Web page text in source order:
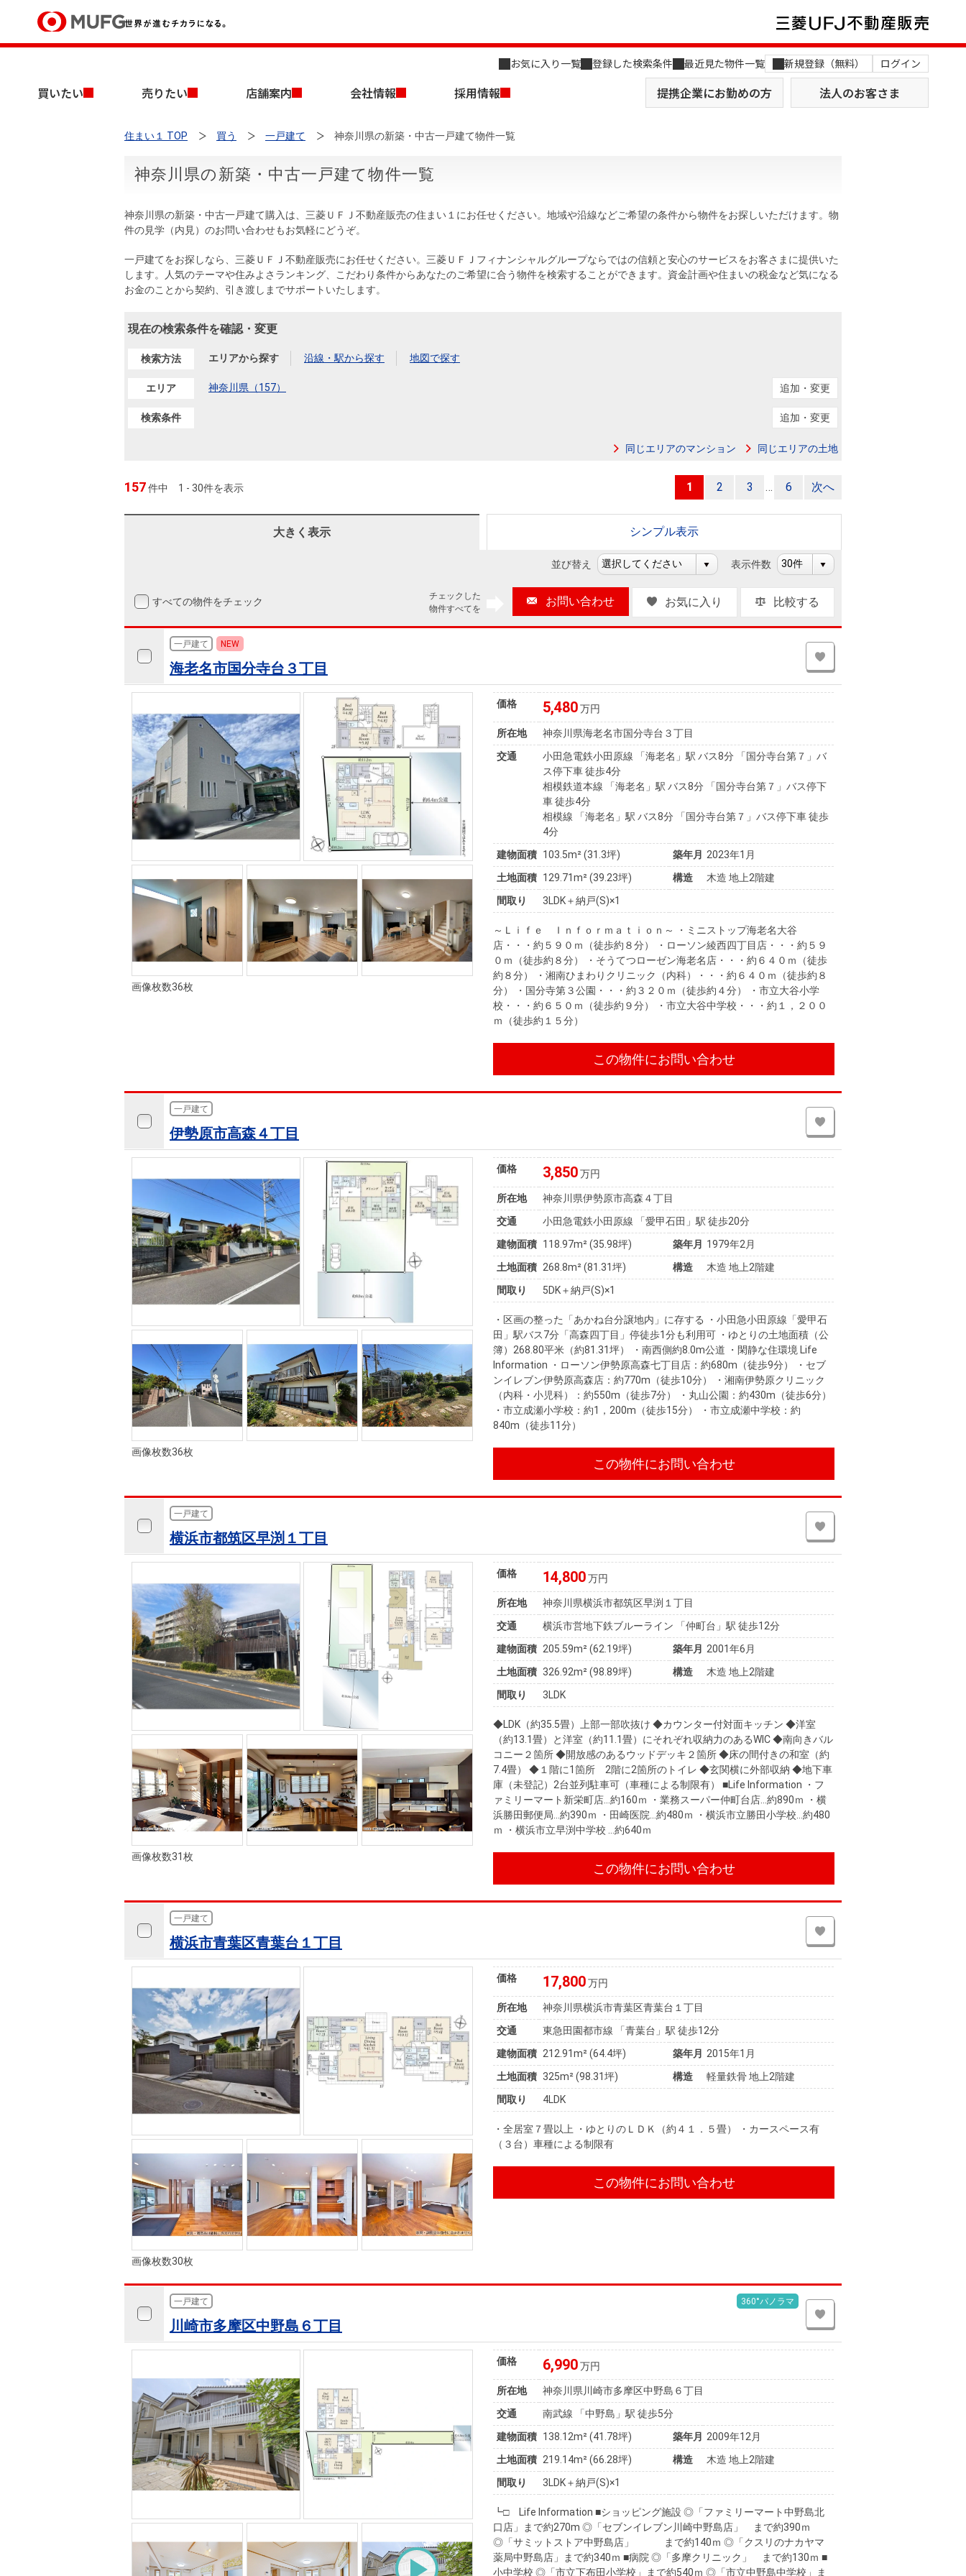
お気に入り一覧 登録した検索条件 最近見た物件一覧 新規登録（無料） ログイン
買いたい 売りたい 店舗案内 会社情報 採用情報 提携企業にお勤めの方 法人のお客さま
買いたいTOP
中古マンションを探す 新築・中古一戸建てを探す 土地を探す
住まい1プラス（お役立ちコラム）
住まいと暮らしの税金の本（電子ブック）
売りたいTOP
無料査定 売却相談 AI不動産査定
住まい1プラス（お役立ちコラム）
住まいと暮らしの税金の本（電子ブック）
店舗案内TOP
店舗のご案内（首都圏） 店舗のご案内（名古屋）
会社情報TOP
会社概要
組織図 役員一覧
会社案内（電子ブック版）
採用情報TOP
キャリア採用情報
売りたい
住まい１ TOP 買う 一戸建て 神奈川県の新築・中古一戸建て物件一覧
神奈川県の新築・中古一戸建て物件一覧
神奈川県の新築・中古一戸建て購入は、三菱ＵＦＪ不動産販売の住まい１にお任せください。地域や沿線などご希望の条件から物件をお探しいただけます。物
件の見学（内見）のお問い合わせもお気軽にどうぞ。
一戸建てをお探しなら、三菱ＵＦＪ不動産販売にお任せください。三菱ＵＦＪフィナンシャルグループならではの信頼と安心のサービスをお客さまに提供いた
します。人気のテーマや住みよさランキング、こだわり条件からあなたのご希望に合う物件を検索することができます。資金計画や住まいの税金など気になる
お金のことから契約、引き渡しまでサポートいたします。
現在の検索条件を確認・変更
検索方法 エリアから探す 沿線・駅から探す 地図で探す
エリア 神奈川県（157） 追加・変更
検索条件 追加・変更
同じエリアのマンション 同じエリアの土地
157件中 1 - 30件を表示 1 2 3 … 6 次へ
大きく表示 シンプル表示
並び替え 表示件数
すべての物件をチェック
チェックした
物件すべてを
お問い合わせ お気に入り 比較する
一戸建て NEW
海老名市国分寺台３丁目
画像枚数36枚
価格 5,480万円
所在地
神奈川県海老名市国分寺台３丁目
交通
小田急電鉄小田原線 「海老名」駅 バス8分 「国分寺台第７」バ
ス停下車 徒歩4分
相模鉄道本線 「海老名」駅 バス8分 「国分寺台第７」バス停下
車 徒歩4分
相模線 「海老名」駅 バス8分 「国分寺台第７」バス停下車 徒歩
4分
建物面積 103.5m² (31.3坪) 築年月
2023年1月
土地面積 129.71m² (39.23坪) 構造
木造 地上2階建
間取り
3LDK＋納戸(S)×1
～Ｌｉｆｅ Ｉｎｆｏｒｍａｔｉｏｎ～ ・ミニストップ海老名大谷
店・・・約５９０ｍ（徒歩約８分） ・ローソン綾西四丁目店・・・約５９
０ｍ（徒歩約８分） ・そうてつローゼン海老名店・・・約６４０ｍ（徒歩
約８分） ・湘南ひまわりクリニック（内科）・・・約６４０ｍ（徒歩約８
分） ・国分寺第３公園・・・約３２０ｍ（徒歩約４分） ・市立大谷小学
校・・・約６５０ｍ（徒歩約９分） ・市立大谷中学校・・・約１，２００
ｍ（徒歩約１５分）
この物件にお問い合わせ
一戸建て
伊勢原市高森４丁目
画像枚数36枚
価格 3,850万円
所在地
神奈川県伊勢原市高森４丁目
交通
小田急電鉄小田原線 「愛甲石田」駅 徒歩20分
建物面積 118.97m² (35.98坪) 築年月
1979年2月
土地面積 268.8m² (81.31坪) 構造
木造 地上2階建
間取り
5DK＋納戸(S)×1
・区画の整った「あかね台分譲地内」に存する ・小田急小田原線「愛甲石
田」駅バス7分「高森四丁目」停徒歩1分も利用可 ・ゆとりの土地面積（公
簿）268.80平米（約81.31坪） ・南西側約8.0m公道 ・閑静な住環境 Life
Information ・ローソン伊勢原高森七丁目店：約680m（徒歩9分） ・セブ
ンイレブン伊勢原高森店：約770m（徒歩10分） ・湘南伊勢原クリニック
（内科・小児科）：約550m（徒歩7分） ・丸山公園：約430m（徒歩6分）
・市立成瀬小学校：約1，200m（徒歩15分） ・市立成瀬中学校：約
840m（徒歩11分）
この物件にお問い合わせ
一戸建て
横浜市都筑区早渕１丁目
画像枚数31枚
価格 14,800万円
所在地
神奈川県横浜市都筑区早渕１丁目
交通
横浜市営地下鉄ブルーライン 「仲町台」駅 徒歩12分
建物面積 205.59m² (62.19坪) 築年月
2001年6月
土地面積 326.92m² (98.89坪) 構造
木造 地上2階建
間取り
3LDK
◆LDK（約35.5畳）上部一部吹抜け ◆カウンター付対面キッチン ◆洋室
（約13.1畳）と洋室（約11.1畳）にそれぞれ収納力のあるWIC ◆南向きバル
コニー２箇所 ◆開放感のあるウッドデッキ２箇所 ◆床の間付きの和室（約
7.4畳） ◆１階に1箇所 2階に2箇所のトイレ ◆玄関横に外部収納 ◆地下車
庫（未登記）2台並列駐車可（車種による制限有） ■Life Information ・フ
ァミリーマート新栄町店…約160ｍ ・業務スーパー仲町台店…約890ｍ ・横
浜勝田郵便局…約390ｍ ・田崎医院…約480ｍ ・横浜市立勝田小学校…約480
ｍ ・横浜市立早渕中学校 …約640ｍ
この物件にお問い合わせ
一戸建て
横浜市青葉区青葉台１丁目
画像枚数30枚
価格 17,800万円
所在地
神奈川県横浜市青葉区青葉台１丁目
交通
東急田園都市線 「青葉台」駅 徒歩12分
建物面積 212.91m² (64.4坪) 築年月
2015年1月
土地面積 325m² (98.31坪) 構造
軽量鉄骨 地上2階建
間取り
4LDK
・全居室７畳以上 ・ゆとりのＬＤＫ（約４１．５畳） ・カースペース有
（３台）車種による制限有
この物件にお問い合わせ
一戸建て 360°パノラマ
川崎市多摩区中野島６丁目
価格 6,990万円
所在地
神奈川県川崎市多摩区中野島６丁目
交通
南武線 「中野島」駅 徒歩5分
建物面積 138.12m² (41.78坪) 築年月 2009年12月
土地面積 219.14m² (66.28坪) 構造
木造 地上2階建
間取り
3LDK＋納戸(S)×1
┗□ Life Information ■ショッピング施設 ◎「ファミリーマート中野島北
口店」まで約270m ◎「セブンイレブン川崎中野島店」 まで約390ｍ
◎「サミットストア中野島店」 まで約140ｍ ◎「クスリのナカヤマ
薬局中野島店」まで約340ｍ ■病院 ◎「多摩クリニック」 まで約130ｍ ■
小中学校 ◎「市立下布田小学校」まで約540ｍ ◎「市立中野島中学校」ま